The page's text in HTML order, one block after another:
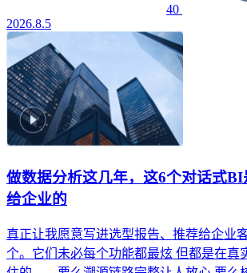
40
2026.8.5
做数据分析这几年，这6个对话式
给企业的
真正让我愿意写进选型报告、推荐给企业
个。它们未必每个功能都最炫 但都是在真